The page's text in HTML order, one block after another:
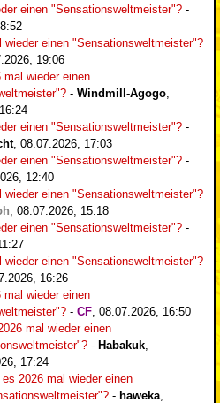
einen "Sensationsweltmeister"? -
wieder einen "Sensationsweltmeister"?
19:06
mal wieder einen
- Windmill-Agogo
einen "Sensationsweltmeister"? -
, 08.07.2026, 17:03
einen "Sensationsweltmeister"? -
12:40
wieder einen "Sensationsweltmeister"?
08.07.2026, 15:18
einen "Sensationsweltmeister"? -
wieder einen "Sensationsweltmeister"?
16:26
mal wieder einen
- CF 08.07.2026, 16:50
mal wieder einen
- Habakuk
17:24
2026 mal wieder einen
- haweka